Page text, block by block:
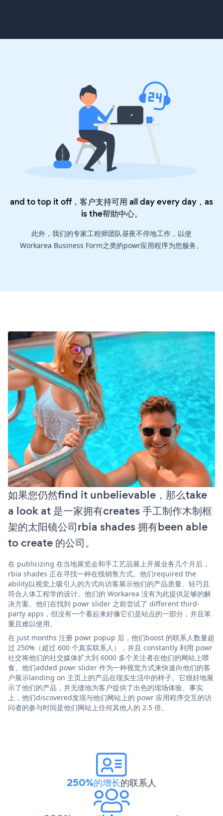
and to top it off，客户支持可用 all day every day，as
is the帮助中心。
此外，我们的专家工程师团队昼夜不停地工作，以使
Workarea Business Form之类的powr应用程序为您服务。
如果您仍然find it unbelievable，那么take
a look at 是一家拥有creates 手工制作木制框
架的太阳镜公司rbia shades 拥有been able
to create 的公司。
在 publicizing 在当地展览会和手工艺品展上开展业务几个月后，
rbia shades 正在寻找一种在线销售方式。他们required the
ability以视觉上吸引人的方式向访客展示他们的产品质量、轻巧且
符合人体工程学的设计。他们的 Workarea 没有为此提供足够的解
决方案。他们在找到 powr slider 之前尝试了 different third-
party apps，但没有一个看起来好像它们是站点的一部分，并且笨
重且难以使用。
在 just months 注册 powr popup 后，他们boost 的联系人数量超
过 250%（超过 600 个真实联系人），并且 constantly 利用 powr
社交将他们的社交媒体扩大到 6000 多个关注者在他们的网站上喂
食。他们added powr slider 作为一种视觉方式来快速向他们的客
户展示landing on 主页上的产品在现实生活中的样子。它很好地展
示了他们的产品，并无缝地为客户提供了出色的现场体验。事实
上，他们discovered发现与他们网站上的 powr 应用程序交互的访
问者的参与时间是他们网站上任何其他人的 2.5 倍。
250%的增长的联系人